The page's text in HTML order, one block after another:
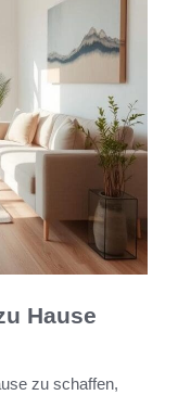
Hause
zu schaffen,